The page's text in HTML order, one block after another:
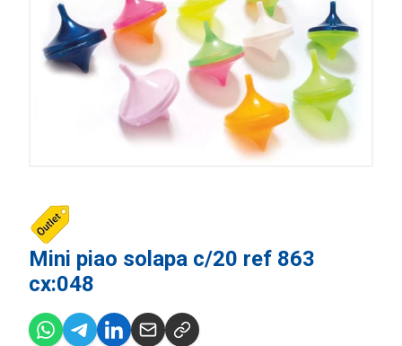
Mini piao solapa c/20 ref 863
cx:048